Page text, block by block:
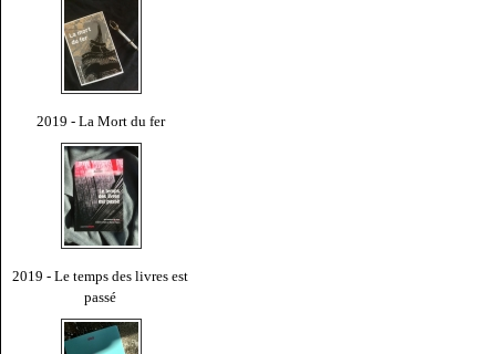
2019 - La Mort du fer
2019 - Le temps des livres est
passé